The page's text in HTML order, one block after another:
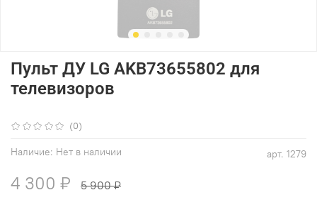
(0)
арт. 1279
Наличие: Нет в наличии
Пульт ДУ LG AKB73655802 для
телевизоров
4 300 ₽ 5 900 ₽